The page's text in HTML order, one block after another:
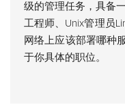
级的管理任务，具备
工程师、Unix管理员
网络上应该部署哪种
于你具体的职位。